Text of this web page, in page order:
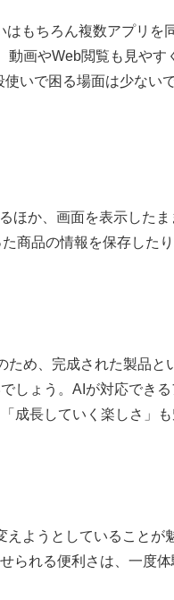
もちろん複数アプリを
動画やWeb閲覧も見やす
いで困る場面は少ないで
ほか、画面を表示した
商品の情報を保存した
ため、完成された製品と
しょう。AIが対応でき
成長していく楽しさ」
えようとしていることが
られる便利さは、一度